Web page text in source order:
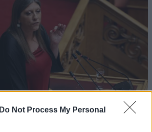
Do Not Process My Personal